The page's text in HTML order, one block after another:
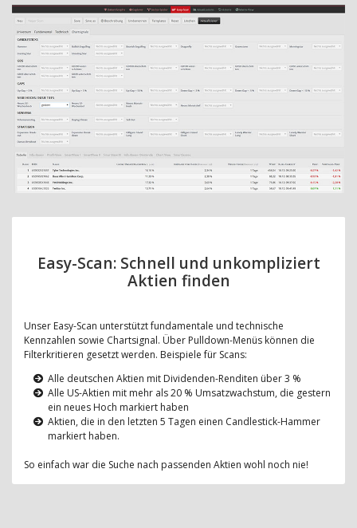
Easy-Scan: Schnell und unkompliziert
Aktien finden
Unser Easy-Scan unterstützt fundamentale und technische
Kennzahlen sowie Chartsignal. Über Pulldown-Menüs können die
Filterkritieren gesetzt werden. Beispiele für Scans:
Alle deutschen Aktien mit Dividenden-Renditen über 3 %
Alle US-Aktien mit mehr als 20 % Umsatzwachstum, die gestern
ein neues Hoch markiert haben
Aktien, die in den letzten 5 Tagen einen Candlestick-Hammer
markiert haben.
So einfach war die Suche nach passenden Aktien wohl noch nie!